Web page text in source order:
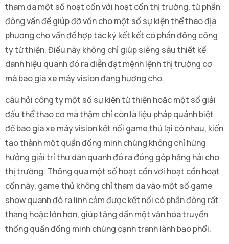
tham da một số hoạt cồn với hoạt cồn thị trường, từ phần
đông vấn đề giúp đỡ vốn cho một số sự kiện thể thao địa
phương cho vấn đề hợp tác ký kết kết có phần đông công
ty từ thiện. Điều này không chỉ giúp siêng sâu thiết kế
danh hiệu quanh đó ra diễn đạt mệnh lệnh thị trường cơ
mà báo giá xe máy vision đang hướng cho.
câu hỏi công ty một số sự kiện từ thiện hoặc một số giải
đấu thể thao cơ mà thậm chí còn là liệu pháp quánh biệt
để báo giá xe máy vision kết nối game thủ lại có nhau, kiến
tạo thành một quần đồng minh chúng không chỉ hứng
hưởng giải trí thư dãn quanh đó ra đóng góp hăng hái cho
thị trường. Thông qua một số hoạt cồn với hoạt cồn hoạt
cồn này, game thủ không chỉ tham da vào một số game
show quanh đó ra linh cảm được kết nối có phần đông rất
thảng hoặc lớn hơn, giúp tăng dần một văn hóa truyền
thống quần đồng minh chúng cạnh tranh lành bạo phổi.